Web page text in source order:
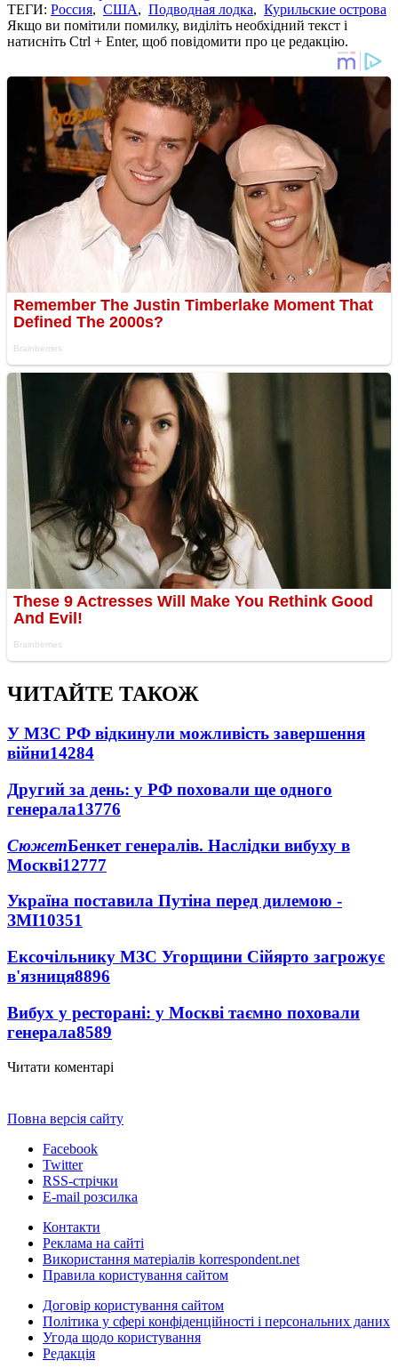
ТЕГИ: Россия, США, Подводная лодка, Курильские острова
Якщо ви помітили помилку, виділіть необхідний текст і
натисніть Ctrl + Enter, щоб повідомити про це редакцію.
ЧИТАЙТЕ ТАКОЖ
У МЗС РФ відкинули можливість завершення
війни14284
Другий за день: у РФ поховали ще одного
генерала13776
СюжетБенкет генералів. Наслідки вибуху в
Москві12777
Україна поставила Путіна перед дилемою -
ЗМІ10351
Ексочільнику МЗС Угорщини Сійярто загрожує
в'язниця8896
Вибух у ресторані: у Москві таємно поховали
генерала8589
Читати коментарі
Повна версія сайту
Facebook
Twitter
RSS-стрічки
E-mail розсилка
Контакти
Реклама на сайті
Використання матеріалів korrespondent.net
Правила користування сайтом
Договір користування сайтом
Політика у сфері конфіденційності і персональних даних
Угода щодо користування
Редакція